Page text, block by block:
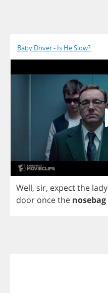
Baby Driver - Is He Slow?
Well, sir, expectthe lady
door oncethe nosebag